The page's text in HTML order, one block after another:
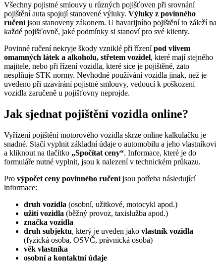
Všechny pojistné smlouvy u různých pojišťoven při srovnání
pojištění auta spojují stanovené výluky. Výluky z povinného
ručeníjsou stanoveny zákonem. U havarijního pojištění to záleží na
každé pojišťovně, jaké podmínky si stanoví pro své klienty.
Povinné ručení nekryje škody vzniklé při řízenípod vlivem
omamných látek a alkoholu, střetem vozidel, které mají stejného
majitele, nebo při řízení vozidla, které sice je pojištěné, zato
nesplňuje STK normy. Nevhodné používání vozidla jinak, než je
uvedeno při uzavírání pojistné smlouvy, vedoucí k poškození
vozidla zaručeně u pojišťovny neprojde.
Jak sjednat pojištění vozidla online?
Vyřízení pojištění motorového vozidla skrze online kalkulačku je
snadné. Stačí vyplnit základní údaje o automobilu a jeho vlastníkovi
a kliknout na tlačítko „Spočítat ceny“. Informace, které je do
formuláře nutné vyplnit, jsou k nalezení v technickém průkazu.
Pro výpočet ceny povinného ručeníjsou potřeba následující
informace:
druh vozidla (osobní, užitkové, motocykl apod.)
užití vozidla (běžný provoz, taxislužba apod.)
značka vozidla
druh subjektu, který je uveden jako vlastník vozidla
(fyzická osoba, OSVČ, právnická osoba)
věk vlastníka
osobní a kontaktní údaje